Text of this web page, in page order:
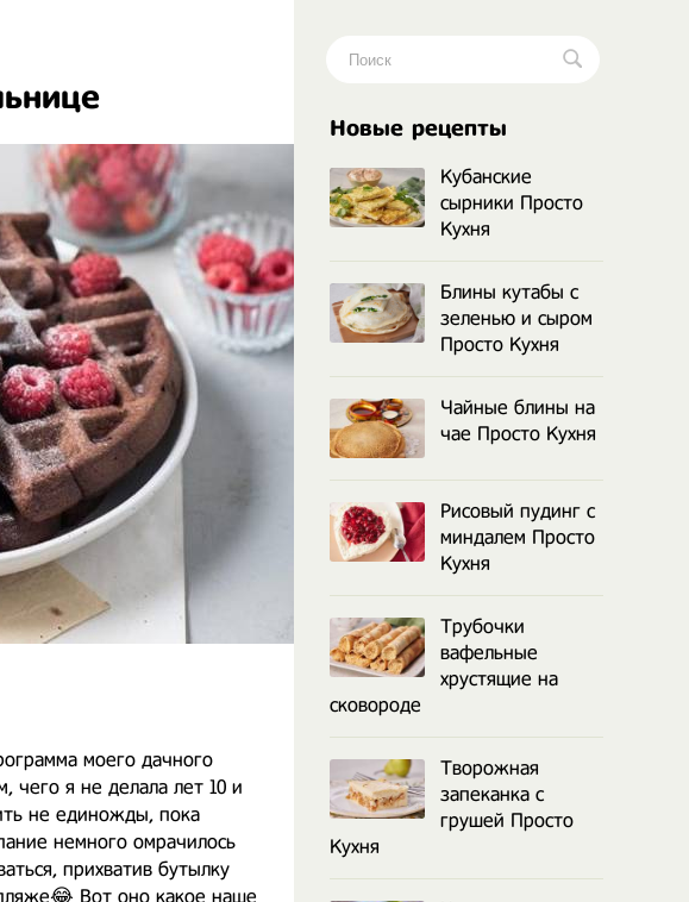
моего дачного
чего я не делала лет 10 и
не единожды, пока
немного омрачилось
прихватив бутылку
Вот оно какое наше
Новые рецепты
Кубанские
сырники Просто
Кухня
Блины кутабы с
зеленью и сыром
Просто Кухня
Чайные блины на
чае Просто Кухня
Рисовый пудинг с
миндалем Просто
Кухня
Трубочки
вафельные
хрустящие на
сковороде
Творожная
запеканка с
грушей Просто
Кухня